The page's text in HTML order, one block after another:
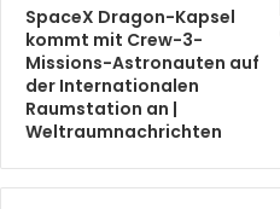
SpaceX Dragon-Kapsel
kommt mit Crew-3-
Missions-Astronauten auf
der Internationalen
Raumstation an |
Weltraumnachrichten